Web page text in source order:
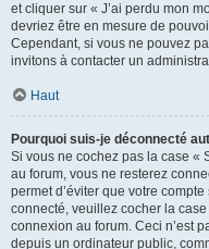
et cliquer sur « J’ai perdu mon
devriez être en mesure de
Cependant, si vous ne pouvez
invitons à contacter un
Haut
Pourquoi suis-je déconnecté
Si vous ne cochez pas la case «
au forum, vous ne resterez
permet d’éviter que votre
connecté, veuillez cocher la
connexion au forum. Ceci n’est
depuis un ordinateur public,